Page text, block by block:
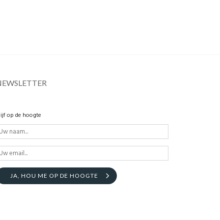
op de hoogte
JA, HOU ME OP DE HOOGTE